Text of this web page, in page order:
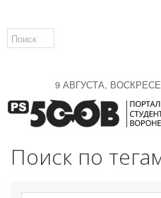
9 АВГУСТА,
Поиск по